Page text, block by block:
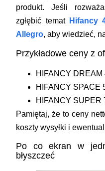
produkt. Jeśli
zgłębić temat Hifancy
Allegro, aby wiedzieć,
Przykładowe ceny z
HIFANCY DREAM
HIFANCY SPACE
HIFANCY SUPER
Pamiętaj, że to ceny
koszty wysyłki i
Po co ekran w
błyszczeć